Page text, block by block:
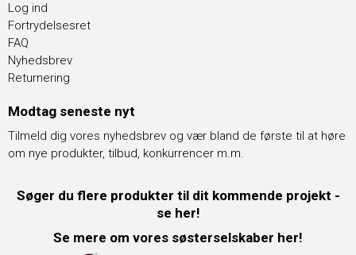
Log ind
Fortrydelsesret
FAQ
Nyhedsbrev
Returnering
Modtag seneste nyt
Tilmeld dig vores nyhedsbrev og vær bland de første til at høre
om nye produkter, tilbud, konkurrencer m.m.
Søger du flere produkter til dit kommende projekt -
se her!
Se mere om vores søsterselskaber her!